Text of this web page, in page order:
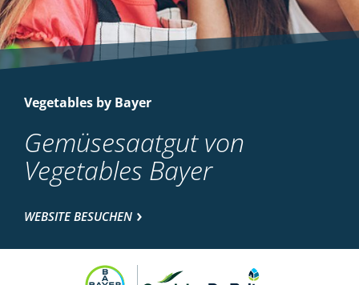
Vegetables by Bayer
Gemüsesaatgut von
Vegetables Bayer
WEBSITE BESUCHEN